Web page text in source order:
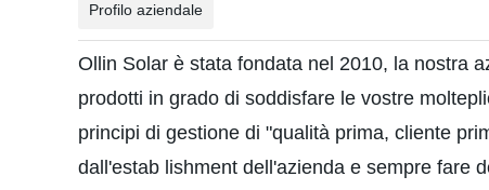
Profilo aziendale
Ollin Solar è stata fondata nel 2010, la nostra
prodotti in grado di soddisfare le vostre
principi di gestione di "qualità prima, cliente
dall'estab lishment dell'azienda e sempre fare